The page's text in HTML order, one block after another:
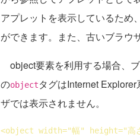
アプレットを表示しているため
ができます。また、古いブラウ
object要素を利用する場合、
のobjectタグはInternet
ザでは表示されません。
<object width="幅" height="高